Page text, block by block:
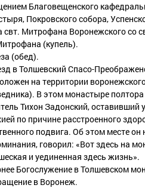
Благовещенского
Покровского собора,
свт. Митрофана Воронежского со
(купель).
(обед).
в Толшевский Спасо-
на территории
В этом монастыре
Тихон Задонский, оставивший
по причине расстроенного
подвига. Об этом месте
говорил: «Вот здесь на
и уединенная здесь жизнь».
Богослужение в Толшевском
в Воронеж.